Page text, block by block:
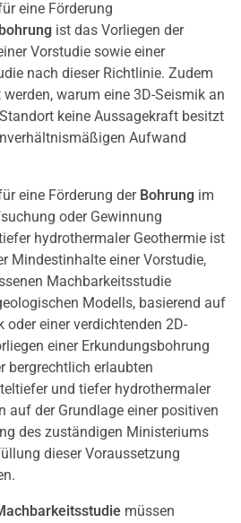
eine Förderung
ist das Vorliegen der
Vorstudie sowie einer
nach dieser Richtlinie. Zudem
warum eine 3D-Seismik an
keine Aussagekraft besitzt
Aufwand
eine Förderung der Bohrung im
oder Gewinnung
hydrothermaler Geothermie ist
Mindestinhalte einer Vorstudie,
Machbarkeitsstudie
Modells, basierend auf
oder einer verdichtenden 2D-
einer Erkundungsbohrung
bergrechtlich erlaubten
und tiefer hydrothermaler
auf der Grundlage einer positiven
des zuständigen Ministeriums
dieser Voraussetzung
müssen